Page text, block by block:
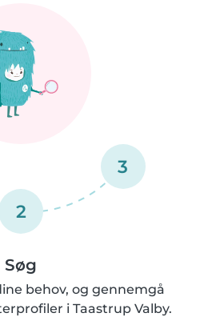
2
3
Søg
behov, og gennemgå
i Taastrup Valby.